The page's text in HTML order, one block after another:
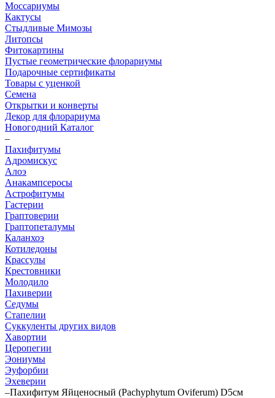
Моссариумы
Кактусы
Стыдливые Мимозы
Литопсы
Фитокартины
Пустые геометрические флорариумы
Подарочные сертификаты
Товары с уценкой
Семена
Открытки и конверты
Декор для флорариума
Новогодний Каталог
–
Пахифитумы
Адромискус
Алоэ
Анакампсеросы
Астрофитумы
Гастерии
Граптоверии
Граптопеталумы
Каланхоэ
Котиледоны
Крассулы
Крестовники
Молодило
Пахиверии
Седумы
Стапелии
Суккуленты других видов
Хавортии
Церопегии
Эониумы
Эуфорбии
Эхеверии
–Пахифитум Яйценосный (Pachyphytum Oviferum) D5см